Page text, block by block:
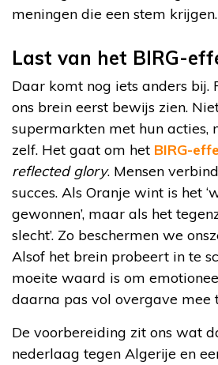
meningen die een stem krijgen.
Last van het BIRG-
Daar komt nog iets anders bij.
ons brein eerst bewijs zien.
supermarkten met hun acties,
zelf. Het gaat om het BIRG-
reflected glory. Mensen
succes. Als Oranje wint is het
gewonnen’, maar als het
slecht’. Zo beschermen we
Alsof het brein probeert in te
moeite waard is om
daarna pas vol overgave mee
De voorbereiding zit ons wat
nederlaag tegen Algerije en